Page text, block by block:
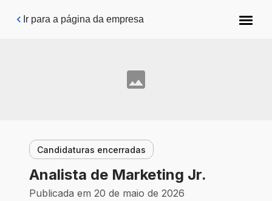
Pular para o conteúdo principal
Ir para a página da empresa
Candidaturas encerradas
Analista de Marketing Jr.
Publicada em 20 de maio de 2026